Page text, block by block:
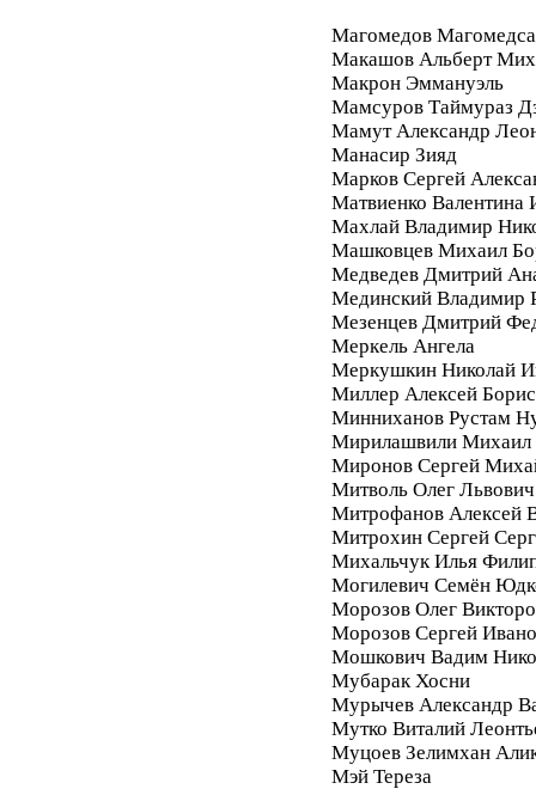
Магомедов
Макашов Альберт
Макрон Эммануэль
Мамсуров Таймураз
Мамут Александр
Манасир Зияд
Марков Сергей
Матвиенко Валентина
Махлай Владимир
Машковцев Михаил
Медведев Дмитрий
Мединский Владимир
Мезенцев Дмитрий
Меркель Ангела
Меркушкин Николай
Миллер Алексей
Минниханов Рустам
Мирилашвили Михаил
Миронов Сергей
Митволь Олег Львович
Митрофанов Алексей
Митрохин Сергей
Михальчук Илья
Могилевич Семён
Морозов Олег
Морозов Сергей
Мошкович Вадим
Мубарак Хосни
Мурычев Александр
Мутко Виталий
Муцоев Зелимхан
Мэй Тереза